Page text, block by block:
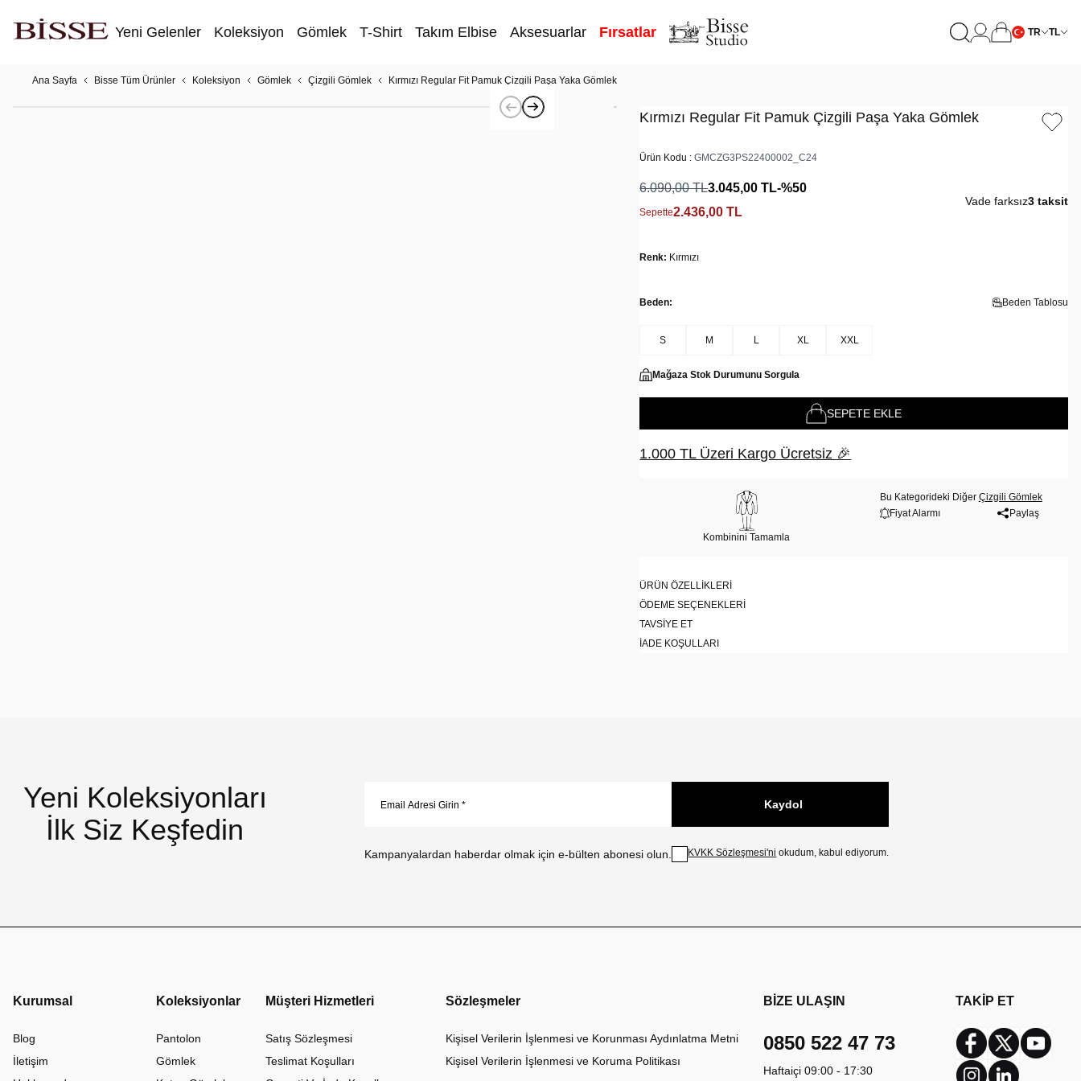
Yeni Gelenler Koleksiyon Gömlek T-Shirt Takım Elbise Aksesuarlar Fırsatlar TR TL
Ana Sayfa Bisse Tüm Ürünler Koleksiyon Gömlek Çizgili Gömlek Kırmızı Regular Fit Pamuk Çizgili Paşa Yaka Gömlek
Kırmızı Regular Fit Pamuk Çizgili Paşa Yaka Gömlek
Ürün Kodu :GMCZG3PS22400002_C24
6.090,00TL3.045,00 TL-%50
Sepette2.436,00 TL
Vade farksız3 taksit
Renk: Kırmızı
Beden: Beden Tablosu
S M L XL XXL
Mağaza Stok Durumunu Sorgula
SEPETE EKLE
1.000 TL Üzeri Kargo Ücretsiz 🎉
Kombinini Tamamla
Bu Kategorideki Diğer Çizgili Gömlek
Fiyat Alarmı
Paylaş
ÜRÜN ÖZELLIKLERI
ÖDEME SEÇENEKLERI
TAVSIYE ET
İADE KOŞULLARI
Yeni Koleksiyonları
İlk Siz Keşfedin
Kampanyalardan haberdar olmak için e-bülten abonesi olun.
Kaydol
KVKK Sözleşmesi'ni okudum, kabul ediyorum.
Kurumsal
Blog
İletişim
Koleksiyonlar
Pantolon
Gömlek
Müşteri Hizmetleri
Satış Sözleşmesi
Teslimat Koşulları
Sözleşmeler
Kişisel Verilerin İşlenmesi ve Korunması Aydınlatma Metni
Kişisel Verilerin İşlenmesi ve Koruma Politikası
BİZE ULAŞIN
0850 522 47 73
Haftaiçi 09:00 - 17:30
TAKİP ET
Facebook
Twitter